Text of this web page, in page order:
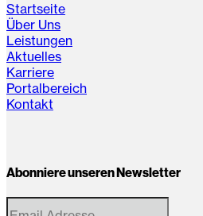
Startseite
Über Uns
Leistungen
Aktuelles
Karriere
Portalbereich
Kontakt
Abonniere unseren Newsletter